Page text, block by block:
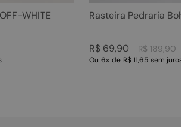
WHITE Rasteira Pedraria
R$ 189,90
R$ 69,90
Ou 6x de R$ 11,65 sem